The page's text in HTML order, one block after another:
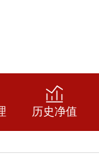
历史净值